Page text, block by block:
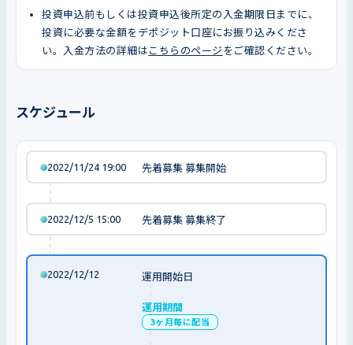
投資申込前もしくは投資申込後所定の入金期限日までに、
投資に必要な金額をデポジット口座にお振り込みくださ
い。入金方法の詳細は こちらのページ をご確認ください。
スケジュール
2022/11/24 19:00 先着募集 募集開始
2022/12/5 15:00 先着募集 募集終了
2022/12/12 運用開始日
運用期間
3ヶ月毎に配当